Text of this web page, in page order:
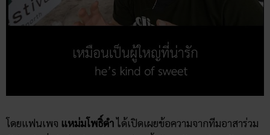
โดยแฟนเพจ แหม่มโพธิ์ดำได้เปิดเผยข้อความจากทีมอาสาร่วม